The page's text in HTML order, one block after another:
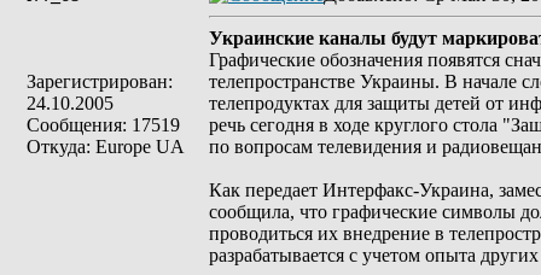
Зарегистрирован:
24.10.2005
Сообщения: 17519
Откуда: Europe UA
Украинские каналы будут
Графические обозначения появятся
телепространстве Украины. В начале
телепродуктах для защиты детей от
речь сегодня в ходе круглого стола
по вопросам телевидения и
Как передает Интерфакс-Украина,
сообщила, что графические символы
проводиться их внедрение в
разрабатывается с учетом опыта